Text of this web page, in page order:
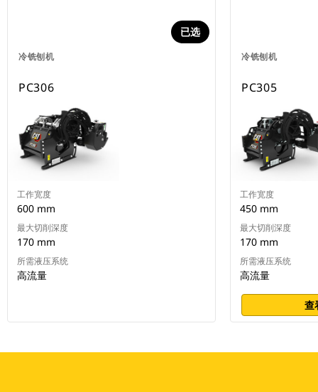
冷铣刨机
已选
PC306
工作宽度
600 mm
最大切削深度
170 mm
所需液压系统
高流量
冷铣刨机
PC305
工作宽度
450 mm
最大切削深度
170 mm
所需液压系统
高流量
查